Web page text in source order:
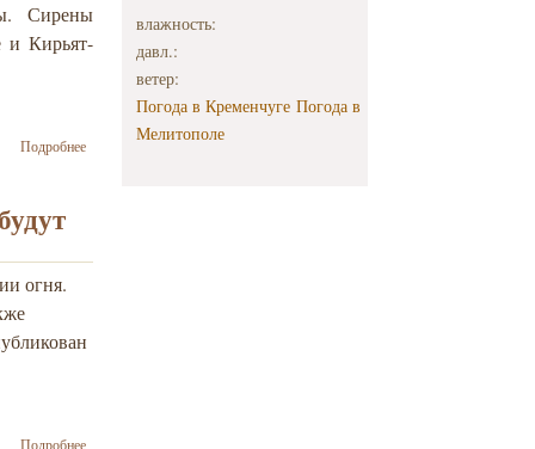
Сирены
и Кирьят-
Подробнеео В
объявленное
огня.
Подробнеео
влажность:
давл.:
ветер:
Погода в Кременчуге Погода в
Мелитополе